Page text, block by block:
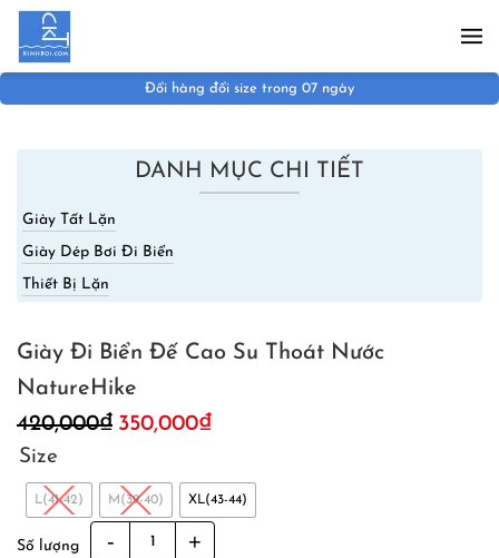
Skip to main content
Đổi hàng đổi size trong 07 ngày
DANH MỤC CHI TIẾT
Giày Tất Lặn
Giày Dép Bơi Đi Biển
Thiết Bị Lặn
Giày Đi Biển Đế Cao Su Thoát Nước
NatureHike
420,000₫ Giá
420,000₫.
350,000₫Giá
là:
350,000₫.
Size
L(41-42) M(39-40) XL(43-44)
Số lượng